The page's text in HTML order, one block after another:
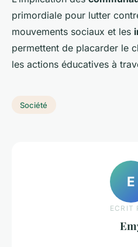
primordiale pour lutter
mouvements sociaux et les
permettent de placarder le
les actions éducatives à
Société
E
ECRIT